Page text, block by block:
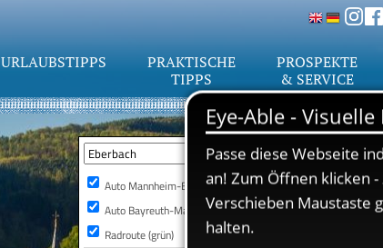
URLAUBSTIPPS
PRAKTISCHE
TIPPS
PROSPEKTE
& SERVICE
Auto Mannheim-Bayreuth (lila)
Auto Bayreuth-Mannheim (rot)
Radroute (grün)